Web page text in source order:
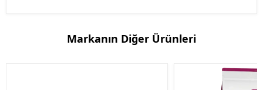
Markanın Diğer Ürünleri